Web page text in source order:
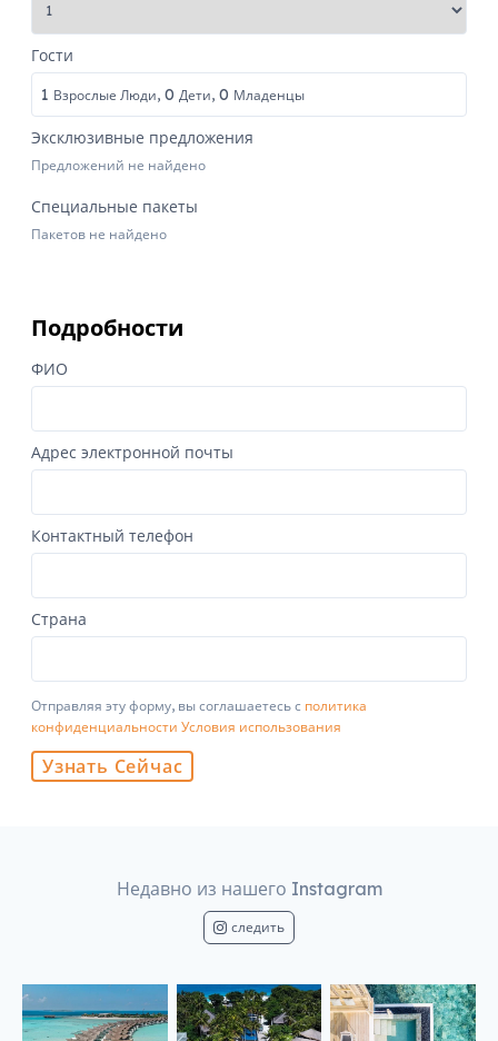
Гости
1 Взрослые Люди, 0 Дети, 0 Младенцы
Эксклюзивные предложения
Предложений не найдено
Специальные пакеты
Пакетов не найдено
Подробности
ФИО
Адрес электронной почты
Контактный телефон
Страна
Отправляя эту форму, вы соглашаетесь с политика
конфиденциальности Условия использования
Узнать Сейчас
Недавно из нашего Instagram
следить